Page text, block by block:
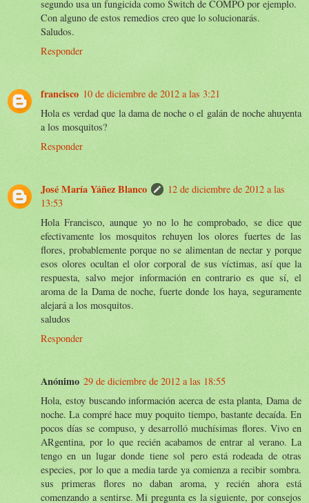
segundo usa un fungicida como Switch de COMPO por ejemplo.
Con alguno de estos remedios creo que lo solucionarás.
Saludos.
Responder
francisco 10 de diciembre de 2012 a las 3:21
Hola es verdad que la dama de noche o el galán de noche ahuyenta
a los mosquitos?
Responder
José María Yáñez Blanco
12 de diciembre de 2012 a las
13:53
Hola Francisco, aunque yo no lo he comprobado, se dice que
efectivamente los mosquitos rehuyen los olores fuertes de las
flores, probablemente porque no se alimentan de nectar y porque
esos olores ocultan el olor corporal de sus víctimas, así que la
respuesta, salvo mejor información en contrario es que sí, el
aroma de la Dama de noche, fuerte donde los haya, seguramente
alejará a los mosquitos.
saludos
Responder
Anónimo 29 de diciembre de 2012 a las 18:55
Hola, estoy buscando información acerca de esta planta, Dama de
noche. La compré hace muy poquito tiempo, bastante decaída. En
pocos días se compuso, y desarrolló muchísimas flores. Vivo en
ARgentina, por lo que recién acabamos de entrar al verano. La
tengo en un lugar donde tiene sol pero está rodeada de otras
especies, por lo que a media tarde ya comienza a recibir sombra.
sus primeras flores no daban aroma, y recién ahora está
comenzando a sentirse. Mi pregunta es la siguiente, por consejos